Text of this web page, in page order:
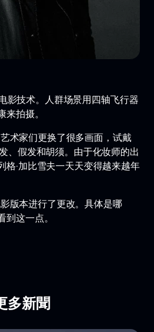
影技术。人群场景用四轴飞行器
拍摄。
术家们更换了很多画面，试戴
、假发和胡须。由于化妆师的出
格·加比雪夫一天天变得越来越年
版本进行了更改。具体是哪
这一点。
多新聞